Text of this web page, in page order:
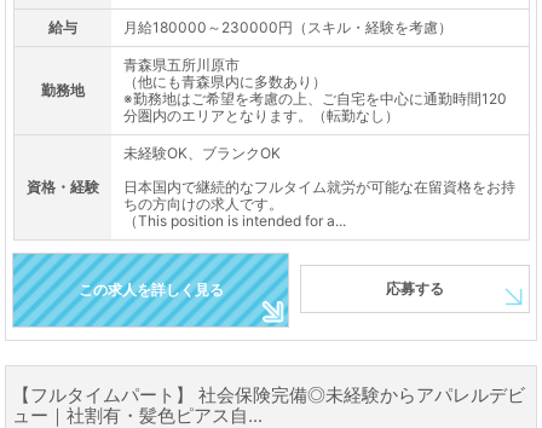
給与 月給180000～230000円（スキル・経験を考慮）
勤務地
青森県五所川原市
（他にも青森県内に多数あり）
※勤務地はご希望を考慮の上、ご自宅を中心に通勤時間120
分圏内のエリアとなります。（転勤なし）
資格・経験
未経験OK、ブランクOK
日本国内で継続的なフルタイム就労が可能な在留資格をお持
ちの方向けの求人です。
（This position is intended for a...
この求人を詳しく見る 応募する
【フルタイムパート】 社会保険完備◎未経験からアパレルデビ
ュー｜社割有・髪色ピアス自...